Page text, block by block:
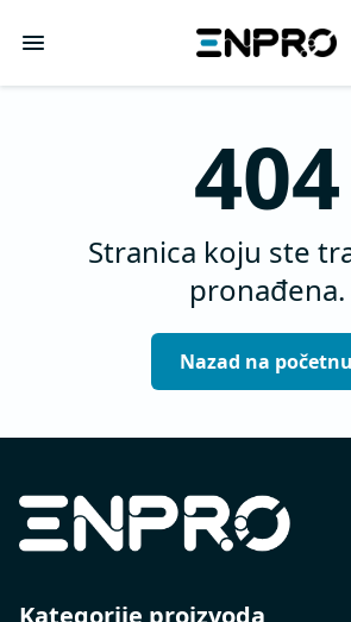
404
Stranica koju ste
pronađena.
Nazad na početnu
Kategorije proizvoda